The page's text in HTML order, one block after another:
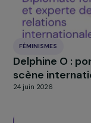
FÉMINISMES
Delphine O :